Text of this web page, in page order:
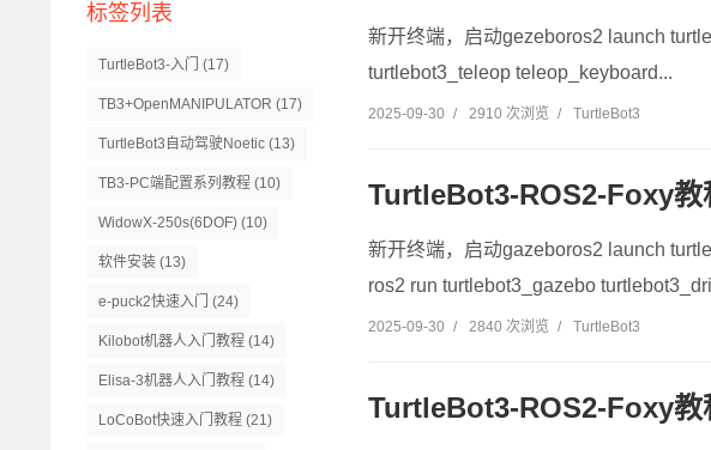
标签列表
TurtleBot3-入门 (17)
TB3+OpenMANIPULATOR (17)
TurtleBot3自动驾驶Noetic (13)
TB3-PC端配置系列教程 (10)
WidowX-250s(6DOF) (10)
软件安装 (13)
e-puck2快速入门 (24)
Kilobot机器人入门教程 (14)
Elisa-3机器人入门教程 (14)
LoCoBot快速入门教程 (21)
新开终端，启动gezeboros2 launch
turtlebot3_teleop teleop_keyboard...
2025-09-30 / 2910 次浏览 / TurtleBot3
TurtleBot3-ROS2-Foxy教
新开终端，启动gazeboros2 launch
ros2 run turtlebot3_gazebo
2025-09-30 / 2840 次浏览 / TurtleBot3
TurtleBot3-ROS2-Foxy